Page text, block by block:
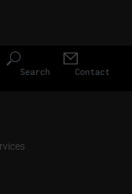
Search Contact